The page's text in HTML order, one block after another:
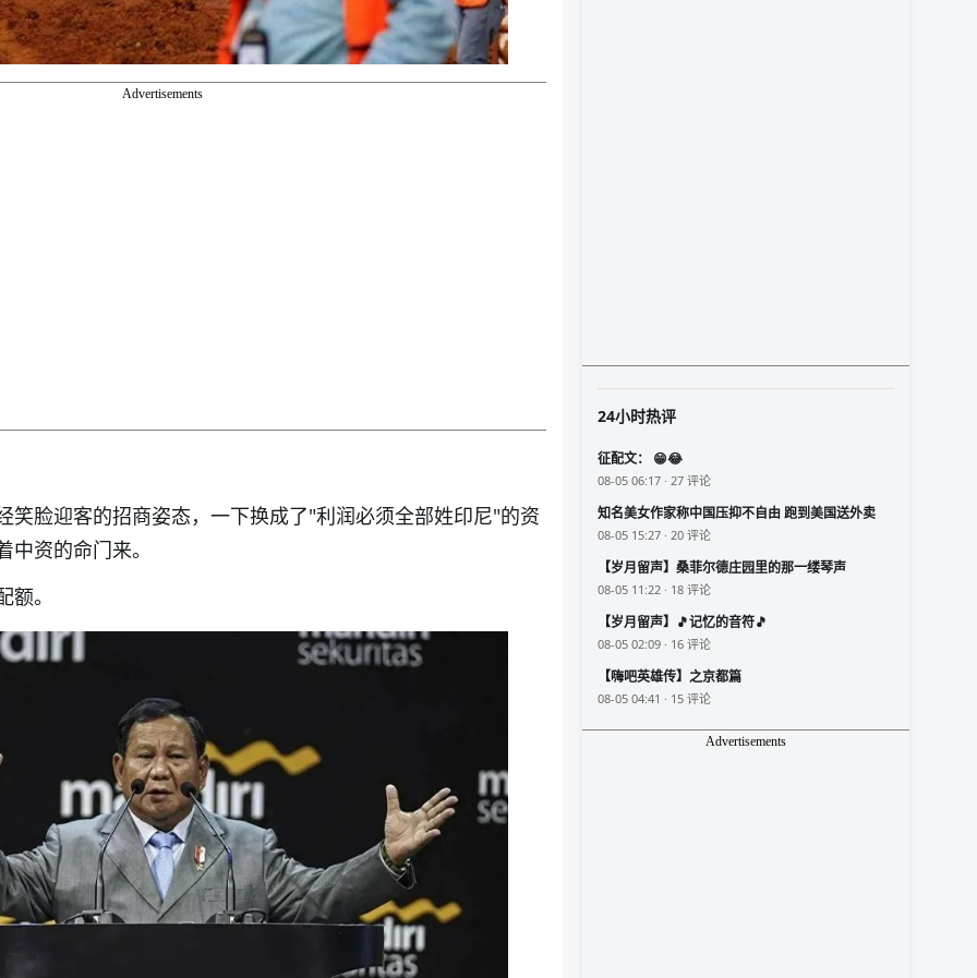
Advertisements
笑脸迎客的招商姿态，一下换成了"利润必须全部姓印尼"的资
资的命门来。
。
24小时热评
征配文： 😁😂
08-05 06:17 · 27 评论
知名美女作家称中国压抑不自由 跑到美国送外卖
08-05 15:27 · 20 评论
【岁月留声】桑菲尔德庄园里的那一缕琴声
08-05 11:22 · 18 评论
【岁月留声】🎵记忆的音符🎵
08-05 02:09 · 16 评论
【嗨吧英雄传】之京都篇
08-05 04:41 · 15 评论
Advertisements